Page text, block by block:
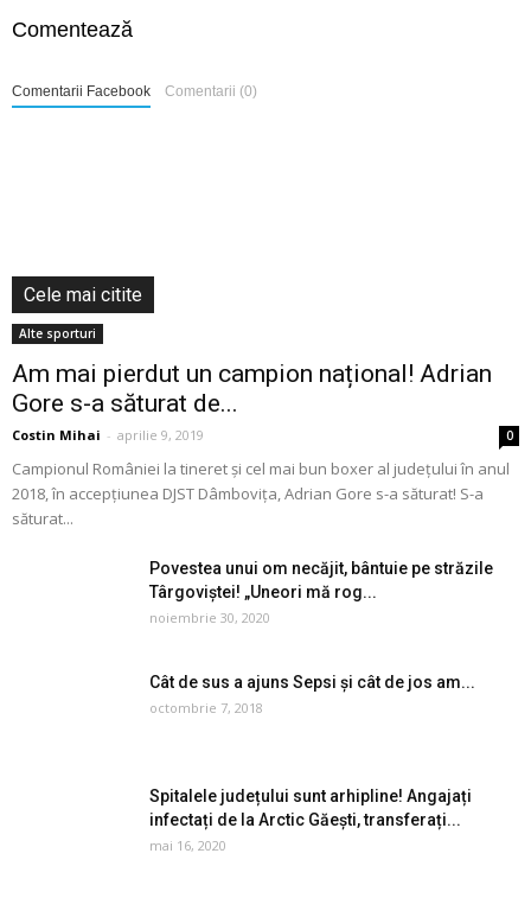
Comentează
Comentarii Facebook Comentarii (0)
Cele mai citite
Alte sporturi
Am mai pierdut un campion național! Adrian
Gore s-a săturat de...
Costin Mihai - aprilie 9, 2019 0
Campionul României la tineret și cel mai bun boxer al județului în anul
2018, în accepțiunea DJST Dâmbovița, Adrian Gore s-a săturat! S-a
săturat...
Povestea unui om necăjit, bântuie pe străzile
Târgoviștei! „Uneori mă rog...
noiembrie 30, 2020
Cât de sus a ajuns Sepsi și cât de jos am...
octombrie 7, 2018
Spitalele județului sunt arhipline! Angajați
infectați de la Arctic Găești, transferați...
mai 16, 2020